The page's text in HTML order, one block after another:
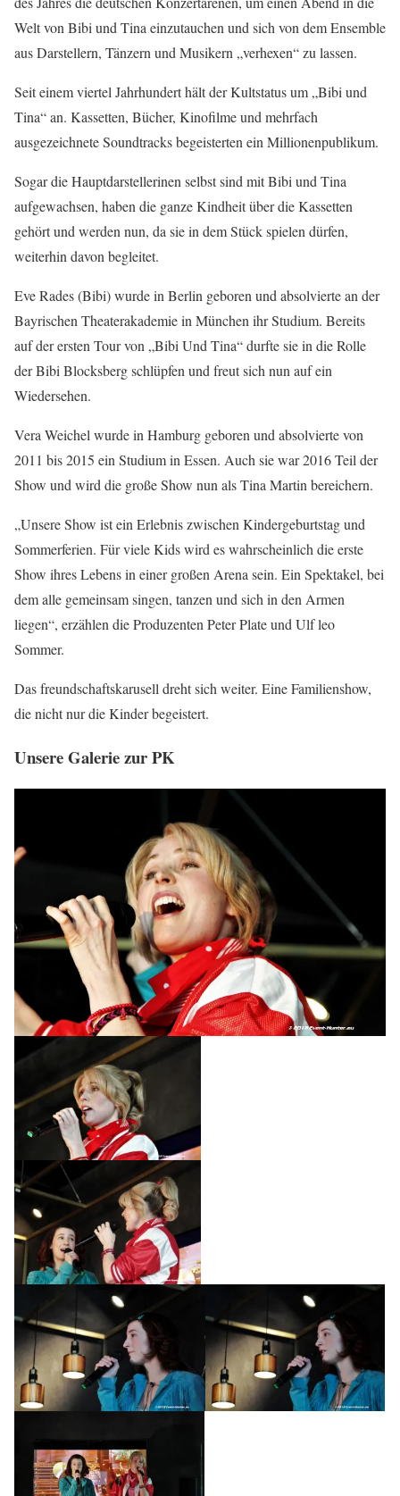
Welt von Bibi und Tina einzutauchen und sich von dem Ensemble
aus Darstellern, Tänzern und Musikern „verhexen“ zu lassen.
Seit einem viertel Jahrhundert hält der Kultstatus um „Bibi und
Tina“ an. Kassetten, Bücher, Kinofilme und mehrfach
ausgezeichnete Soundtracks begeisterten ein Millionenpublikum.
Sogar die Hauptdarstellerinen selbst sind mit Bibi und Tina
aufgewachsen, haben die ganze Kindheit über die Kassetten
gehört und werden nun, da sie in dem Stück spielen dürfen,
weiterhin davon begleitet.
Eve Rades (Bibi) wurde in Berlin geboren und absolvierte an der
Bayrischen Theaterakademie in München ihr Studium. Bereits
auf der ersten Tour von „Bibi Und Tina“ durfte sie in die Rolle
der Bibi Blocksberg schlüpfen und freut sich nun auf ein
Wiedersehen.
Vera Weichel wurde in Hamburg geboren und absolvierte von
2011 bis 2015 ein Studium in Essen. Auch sie war 2016 Teil der
Show und wird die große Show nun als Tina Martin bereichern.
„Unsere Show ist ein Erlebnis zwischen Kindergeburtstag und
Sommerferien. Für viele Kids wird es wahrscheinlich die erste
Show ihres Lebens in einer großen Arena sein. Ein Spektakel, bei
dem alle gemeinsam singen, tanzen und sich in den Armen
liegen“, erzählen die Produzenten Peter Plate und Ulf leo
Sommer.
Das freundschaftskarusell dreht sich weiter. Eine Familienshow,
die nicht nur die Kinder begeistert.
Unsere Galerie zur PK